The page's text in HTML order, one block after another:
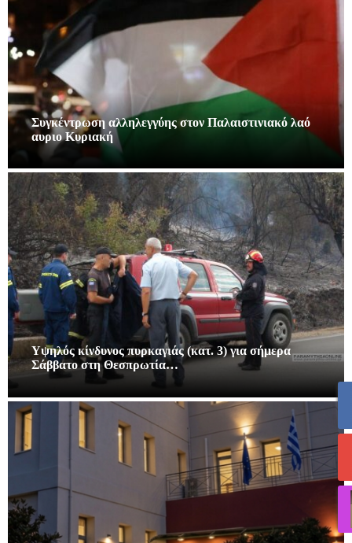
Συγκέντρωση αλληλεγγύης στον Παλαιστινιακό λαό
αυριο Κυριακή
Υψηλός κίνδυνος πυρκαγιάς (κατ. 3) για σήμερα
Σάββατο στη Θεσπρωτία…